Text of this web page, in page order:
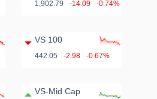
1,902.79 -14.09 -0.74%
VS 100
442.05 -2.98 -0.67%
VS-Mid Cap